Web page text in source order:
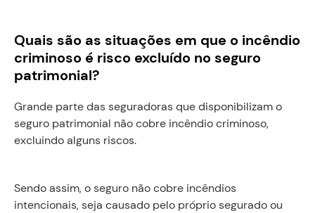
Quais são as situações em que o incêndio
criminoso é risco excluído no seguro
patrimonial?
Grande parte das seguradoras que disponibilizam o
seguro patrimonial não cobre incêndio criminoso,
excluindo alguns riscos.
Sendo assim, o seguro não cobre incêndios
intencionais, seja causado pelo próprio segurado ou